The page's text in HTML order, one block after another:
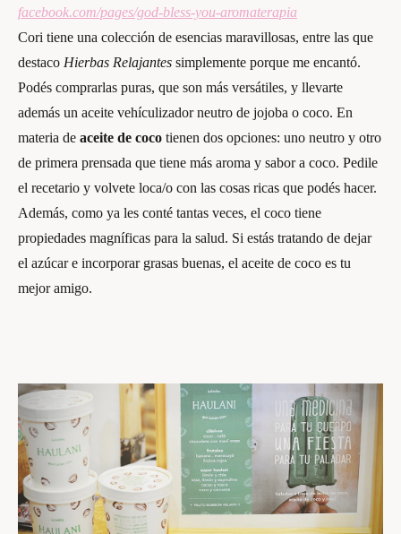
facebook.com/pages/god-bless-you-aromaterapia
Cori tiene una colección de esencias maravillosas, entre las que
destaco Hierbas Relajantes simplemente porque me encantó.
Podés comprarlas puras, que son más versátiles, y llevarte
además un aceite vehículizador neutro de jojoba o coco. En
materia de aceite de coco tienen dos opciones: uno neutro y otro
de primera prensada que tiene más aroma y sabor a coco. Pedile
el recetario y volvete loca/o con las cosas ricas que podés hacer.
Además, como ya les conté tantas veces, el coco tiene
propiedades magníficas para la salud. Si estás tratando de dejar
el azúcar e incorporar grasas buenas, el aceite de coco es tu
mejor amigo.